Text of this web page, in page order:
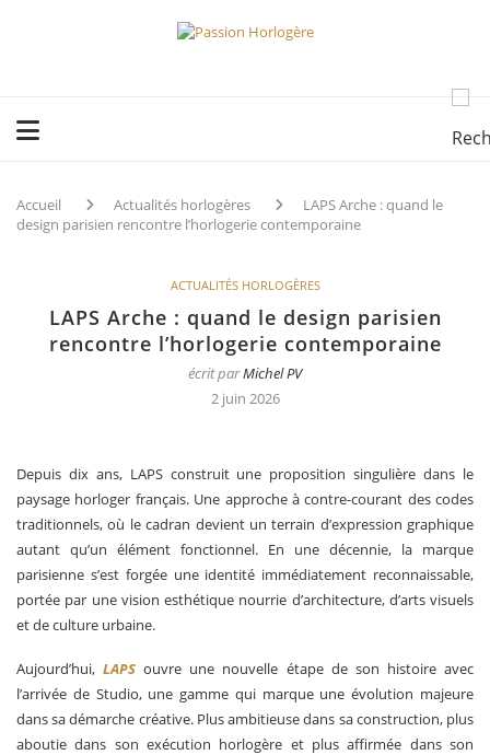
Accueil Actualités horlogères
LAPS Arche : quand le
design parisien rencontre l’horlogerie contemporaine
ACTUALITÉS HORLOGÈRES
LAPS Arche : quand le design parisien
rencontre l’horlogerie contemporaine
écrit parMichel PV
2 juin 2026
Depuis dix ans, LAPS construit une proposition singulière dans le
paysage horloger français. Une approche à contre-courant des codes
traditionnels, où le cadran devient un terrain d’expression graphique
autant qu’un élément fonctionnel. En une décennie, la marque
parisienne s’est forgée une identité immédiatement reconnaissable,
portée par une vision esthétique nourrie d’architecture, d’arts visuels
et de culture urbaine.
Aujourd’hui,LAPS ouvre une nouvelle étape de son histoire avec
l’arrivée de Studio, une gamme qui marque une évolution majeure
dans sa démarche créative. Plus ambitieuse dans sa construction, plus
aboutie dans son exécution horlogère et plus affirmée dans son